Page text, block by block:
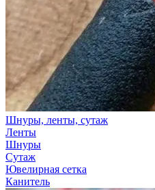
Шнуры, ленты, сутаж
Ленты
Шнуры
Сутаж
Ювелирная сетка
Канитель